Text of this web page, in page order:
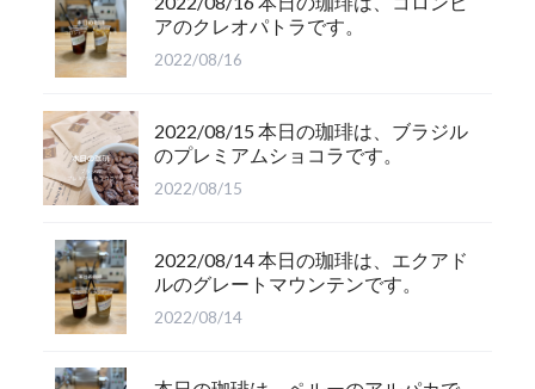
アのクレオパトラです。
2022/08/16
2022/08/15 本日の珈琲は、ブラジル
のプレミアムショコラです。
2022/08/15
2022/08/14 本日の珈琲は、エクアド
ルのグレートマウンテンです。
2022/08/14